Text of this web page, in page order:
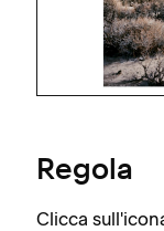
Regola
Clicca